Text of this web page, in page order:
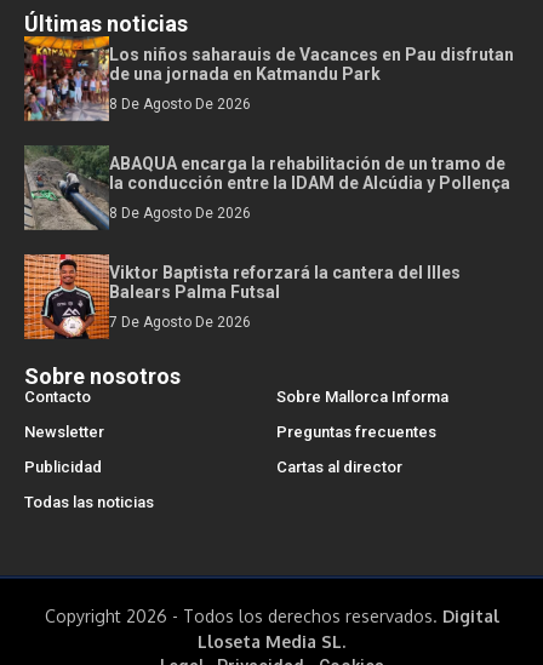
Últimas noticias
Los niños saharauis de Vacances en Pau disfrutan
de una jornada en Katmandu Park
8 De Agosto De 2026
ABAQUA encarga la rehabilitación de un tramo de
la conducción entre la IDAM de Alcúdia y Pollença
8 De Agosto De 2026
Viktor Baptista reforzará la cantera del Illes
Balears Palma Futsal
7 De Agosto De 2026
Sobre nosotros
Contacto
Sobre Mallorca Informa
Newsletter
Preguntas frecuentes
Publicidad
Cartas al director
Todas las noticias
Copyright 2026 - Todos los derechos reservados. Digital
Lloseta Media SL.